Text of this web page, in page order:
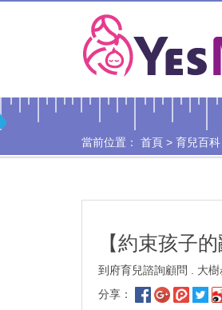
當前位置： 首頁 > 育兒百科
【約束孩子
到府育兒諮詢顧問 . 大
分享：